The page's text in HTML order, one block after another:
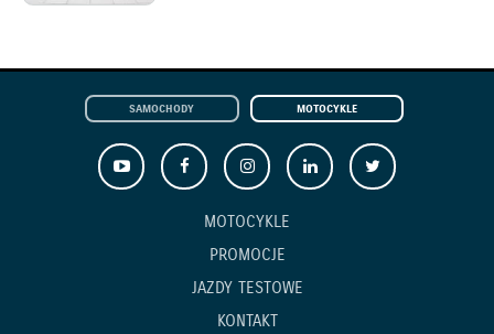
SAMOCHODY MOTOCYKLE
MOTOCYKLE
PROMOCJE
JAZDY TESTOWE
KONTAKT